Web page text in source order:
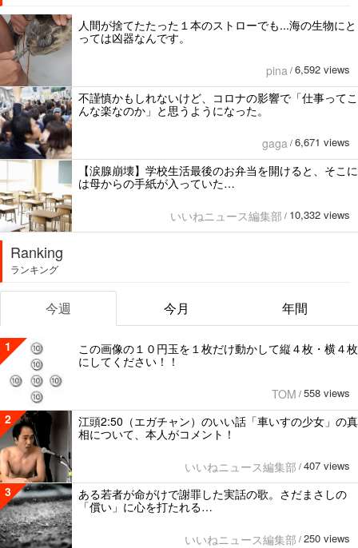
人間が捨てたたった１本のストローでも...海の生物にと
っては凶器なんです。
pina / 6,592 views
不謹慎かもしれないけど、コロナの影響で「仕事ってこ
んな楽なのか」と思うようになった。
gaga / 6,671 views
【涙腺崩壊】学校生活最後のお弁当を開けると、そこに
は母からの手紙が入っていた…
いいねニュース編集部 / 10,332 views
Ranking
ランキング
今週 今月 年間
1
この画像の１０円玉を１枚だけ動かして縦４枚・横４枚
にしてください！！
TOM / 558 views
2
江頭2:50（エガチャン）のいい話「車いすの少女」の真
相について、本人がコメント！
いいねニュース編集部 / 407 views
3
ある若者が命がけで謝罪した実話の歌。さだまさしの
「償い」に心を打たれる…
いいねニュース編集部 / 250 views